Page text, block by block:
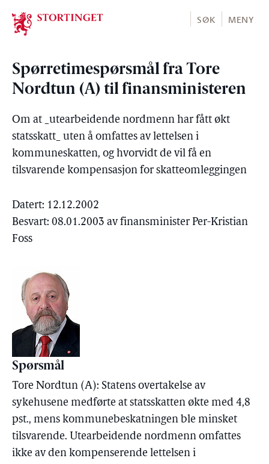
Stortinget.no
SØK MENY
Spørretimespørsmål fra Tore
Nordtun (A) til finansministeren
Om at _utearbeidende nordmenn har fått økt
statsskatt_ uten å omfattes av lettelsen i
kommuneskatten, og hvorvidt de vil få en
tilsvarende kompensasjon for skatteomleggingen
Datert: 12.12.2002
Besvart: 08.01.2003 av finansminister Per-Kristian
Foss
Spørsmål
Tore Nordtun (A): Statens overtakelse av
sykehusene medførte at statsskatten økte med 4,8
pst., mens kommunebeskatningen ble minsket
tilsvarende. Utearbeidende nordmenn omfattes
ikke av den kompenserende lettelsen i